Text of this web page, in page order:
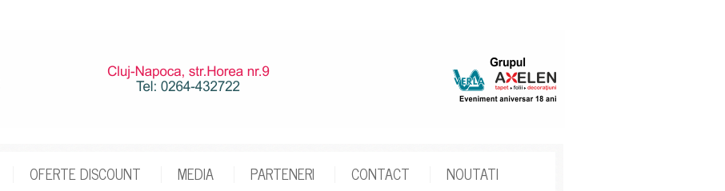
OFERTE DISCOUNT MEDIA PARTENERI CONTACT NOUTATI